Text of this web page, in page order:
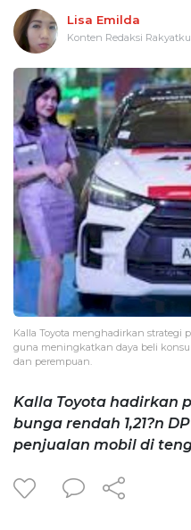
Lisa Emilda
Konten Redaksi
Kalla Toyota menghadirkan strategi
guna meningkatkan daya beli
dan perempuan.
Kalla Toyota hadirkan
bunga rendah 1,21?n
penjualan mobil di